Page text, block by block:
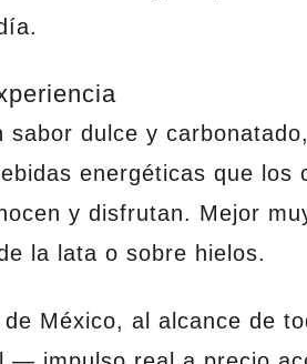
sabor dulce y
energéticas que los
y disfrutan. Mejor
la lata o sobre hielos.
México, al alcance de